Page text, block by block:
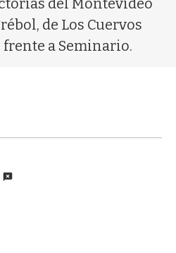
del Montevideo
de Los Cuervos
frente a Seminario.